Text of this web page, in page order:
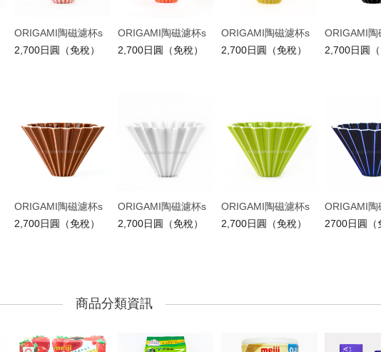
ORIGAMI陶磁濾杯s
2,700日圓（免稅）
ORIGAMI陶磁濾杯s
2,700日圓（免稅）
ORIGAMI陶磁濾杯s
2,700日圓（免稅）
ORIGAMI陶
2,700日圓
ORIGAMI陶磁濾杯s
2,700日圓（免稅）
ORIGAMI陶磁濾杯s
2,700日圓（免稅）
ORIGAMI陶磁濾杯s
2,700日圓（免稅）
ORIGAMI陶
2700日圓（
商品分類資訊